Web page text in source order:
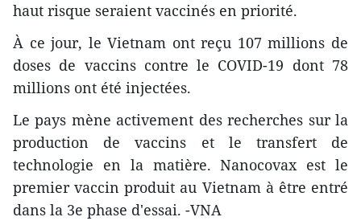
haut risque seraient vaccinés en priorité.
À ce jour, le Vietnam ont reçu 107 millions de
doses de vaccins contre le COVID-19 dont 78
millions ont été injectées.
Le pays mène activement des recherches sur la
production de vaccins et le transfert de
technologie en la matière. Nanocovax est le
premier vaccin produit au Vietnam à être entré
dans la 3e phase d'essai. -VNA